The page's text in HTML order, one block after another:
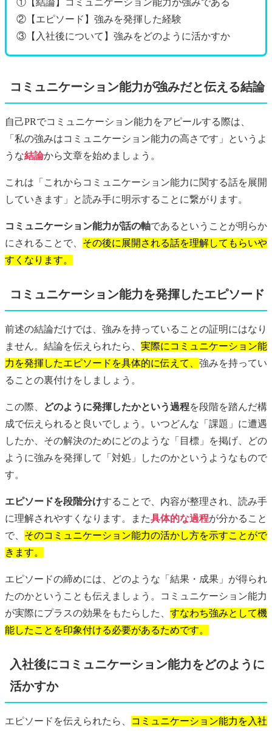
①【結論】コミュニケーション能力が強みである
②【エピソード】強みを発揮した経験
③【入社後について】強みをどのように活かすか
コミュニケーション能力が強みだと伝える結論
自己PRでコミュニケーション能力をアピールする際は、
「私の強みはコミュニケーション能力の高さです」というよ
うな結論から文章を始めましょう。
これは「これからコミュニケーション能力に関する話を展開
していきます」と読み手に明示することに繋がります。
コミュニケーション能力が話の軸であるということが明らか
にされることで、 その後に展開される話を理解してもらいや
すくなります。
コミュニケーション能力を発揮したエピソード
前述の結論だけでは、強みを持っていることの証明にはなり
ません。結論を伝えられたら、 実際にコミュニケーション能
力を発揮したエピソードを具体的に伝えて、 強みを持ってい
ることの裏付けをしましょう。
この際、 どのように発揮したかという過程を段階を踏んだ構
成で伝えられると良いでしょう。いつどんな「課題」に遭遇
したか、その解決のためにどのような「目標」を掲げ、どの
ように強みを発揮して「対処」したのかというようなもので
す。
エピソードを段階分けすることで、内容が整理され、読み手
に理解されやすくなります。また具体的な過程が分かること
で、 そのコミュニケーション能力の活かし方を示すことがで
きます。
エピソードの締めには、どのような「結果・成果」が得られ
たのかということも伝えましょう。コミュニケーション能力
が実際にプラスの効果をもたらした、 すなわち強みとして機
能したことを印象付ける必要があるためです。
入社後にコミュニケーション能力をどのように
活かすか
エピソードを伝えられたら、
コミュニケーション能力を入社